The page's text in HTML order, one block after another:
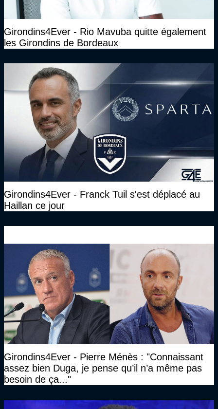
Girondins4Ever - Rio Mavuba quitte également
les Girondins de Bordeaux
Girondins4Ever - Franck Tuil s'est déplacé au
Haillan ce jour
Girondins4Ever - Pierre Ménès : "Connaissant
assez bien Duga, je pense qu’il n’a même pas
besoin de ça..."